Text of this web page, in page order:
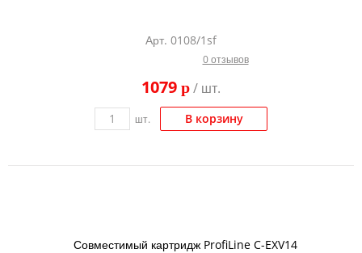
Арт. 0108/1sf
0 отзывов
1079 p/ шт.
шт. В корзину
Совместимый картридж ProfiLine C-EXV14